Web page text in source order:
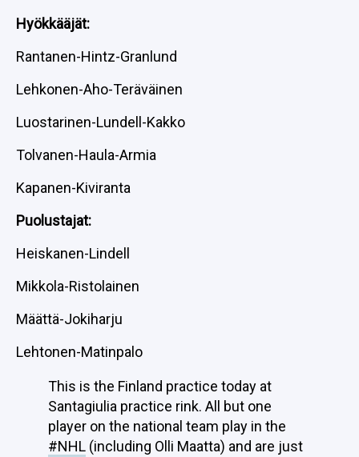
Hyökkääjät:
Rantanen-Hintz-Granlund
Lehkonen-Aho-Teräväinen
Luostarinen-Lundell-Kakko
Tolvanen-Haula-Armia
Kapanen-Kiviranta
Puolustajat:
Heiskanen-Lindell
Mikkola-Ristolainen
Määttä-Jokiharju
Lehtonen-Matinpalo
This is the Finland practice today at
Santagiulia practice rink. All but one
player on the national team play in the
#NHL (including Olli Maatta) and are just